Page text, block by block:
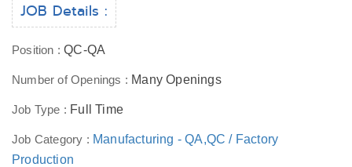
JOB Details :
Position :QC-QA
Number of Openings : Many Openings
Job Type : Full Time
Job Category : Manufacturing - QA,QC / Factory
Production